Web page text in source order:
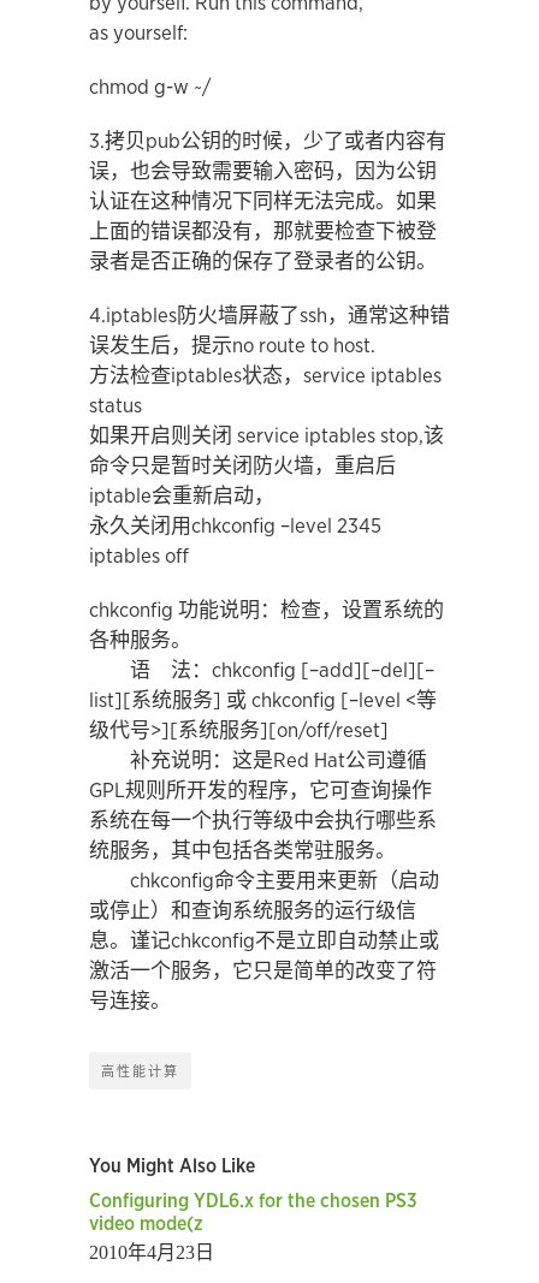
as yourself:
chmod g-w ~/
3.拷贝pub公钥的时候，少了或者内容有
误，也会导致需要输入密码，因为公钥
认证在这种情况下同样无法完成。如果
上面的错误都没有，那就要检查下被登
录者是否正确的保存了登录者的公钥。
4.iptables防火墙屏蔽了ssh，通常这种错
误发生后，提示no route to host.
方法检查iptables状态，service iptables
status
如果开启则关闭 service iptables stop,该
命令只是暂时关闭防火墙，重启后
iptable会重新启动，
永久关闭用chkconfig –level 2345
iptables off
chkconfig 功能说明：检查，设置系统的
各种服务。
语 法：chkconfig [–add][–del][–
list][系统服务] 或 chkconfig [–level <等
级代号>][系统服务][on/off/reset]
补充说明：这是Red Hat公司遵循
GPL规则所开发的程序，它可查询操作
系统在每一个执行等级中会执行哪些系
统服务，其中包括各类常驻服务。
chkconfig命令主要用来更新（启动
或停止）和查询系统服务的运行级信
息。谨记chkconfig不是立即自动禁止或
激活一个服务，它只是简单的改变了符
号连接。
高性能计算
You Might Also Like
Configuring YDL6.x for the chosen PS3
video mode(z
2010年4月23日